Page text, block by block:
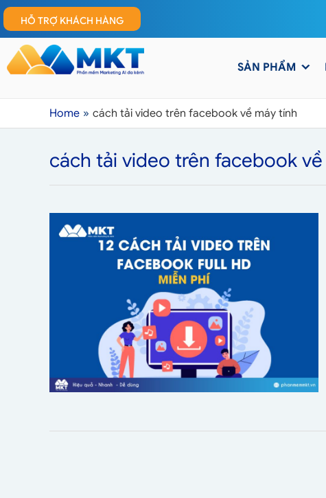
HỖ TRỢ KHÁCH HÀNG
SẢN PHẨM
Home cách tải video trên facebook về máy tính
cách tải video trên facebook